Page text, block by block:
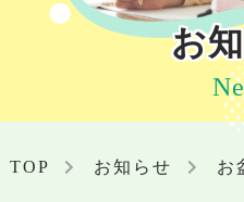
お
TOP お知らせ お